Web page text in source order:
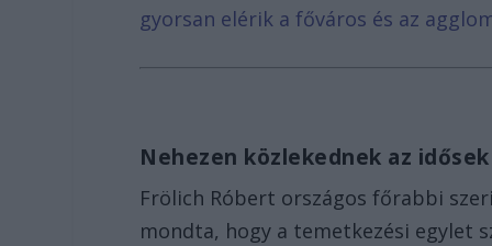
gyorsan elérik a főváros és az
Nehezen közlekednek az idősek
Frölich Róbert országos főrabbi
mondta, hogy a temetkezési egylet